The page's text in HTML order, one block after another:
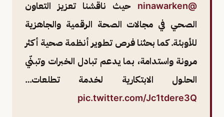
@ninawarken
حيث ناقشنا تعزيز التعاون
الصحي في مجالات الصحة الرقمية والجاهزية
للأوبئة. كما بحثنا فرص تطوير أنظمة صحية أكثر
مرونة واستدامة، بما يدعم تبادل الخبرات وتبنّي
الحلول الابتكارية لخدمة تطلعات…
pic.twitter.com/Jc1tdere3Q